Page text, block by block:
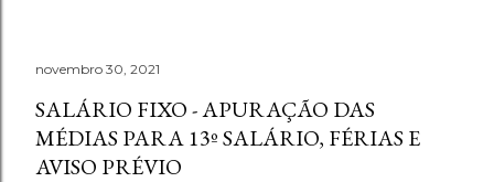
novembro 30, 2021
SALÁRIO FIXO - APURAÇÃO DAS
MÉDIAS PARA 13º SALÁRIO, FÉRIAS E
AVISO PRÉVIO